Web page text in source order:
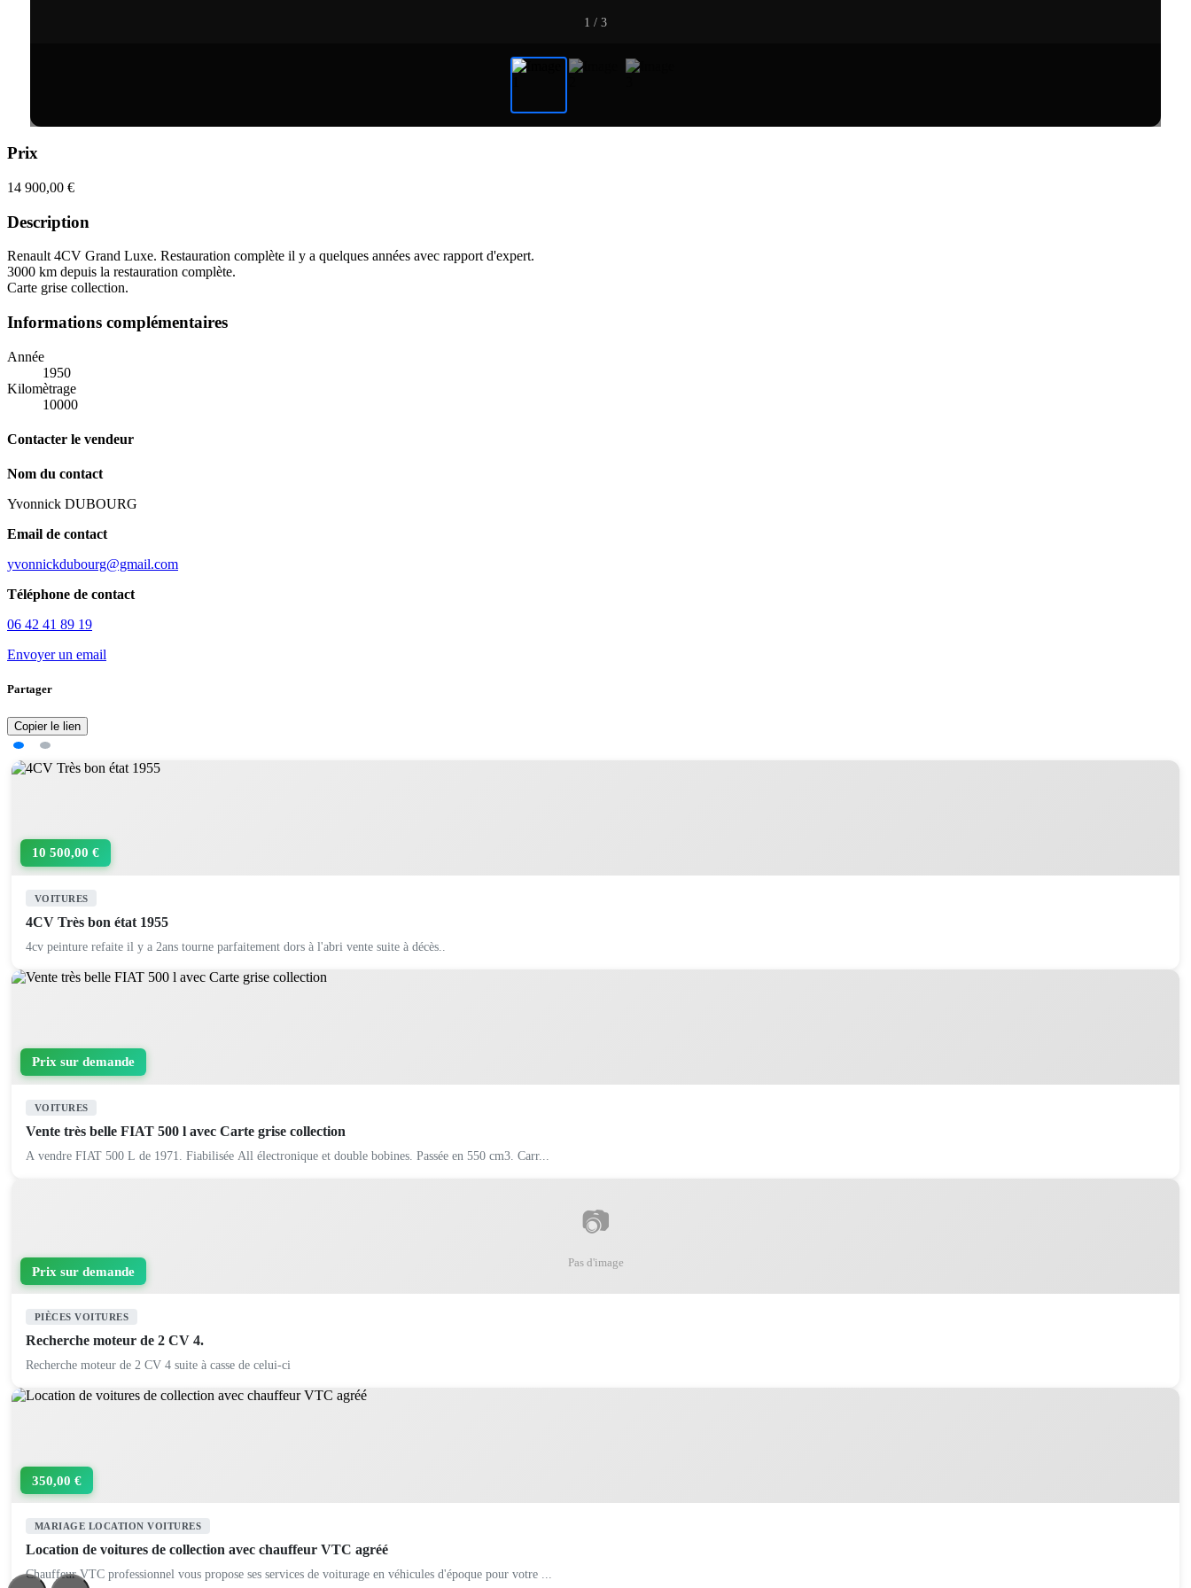
1 / 3
Prix
14 900,00 €
Description
Renault 4CV Grand Luxe. Restauration complète il y a quelques années avec rapport d'expert.
3000 km depuis la restauration complète.
Carte grise collection.
Informations complémentaires
Année
1950
Kilomètrage
10000
Contacter le vendeur
Nom du contact
Yvonnick DUBOURG
Email de contact
yvonnickdubourg@gmail.com
Téléphone de contact
06 42 41 89 19
Envoyer un email
Partager
Copier le lien
10 500,00 €
VOITURES
4CV Très bon état 1955
4cv peinture refaite il y a 2ans tourne parfaitement dors à l'abri vente suite à décès..
Prix sur demande
VOITURES
Vente très belle FIAT 500 l avec Carte grise collection
A vendre FIAT 500 L de 1971. Fiabilisée All électronique et double bobines. Passée en 550 cm3. Carr...
📷
Pas d'image
Prix sur demande
PIÈCES VOITURES
Recherche moteur de 2 CV 4.
Recherche moteur de 2 CV 4 suite à casse de celui-ci
350,00 €
MARIAGE LOCATION VOITURES
Location de voitures de collection avec chauffeur VTC agréé
Chauffeur VTC professionnel vous propose ses services de voiturage en véhicules d'époque pour votre ...